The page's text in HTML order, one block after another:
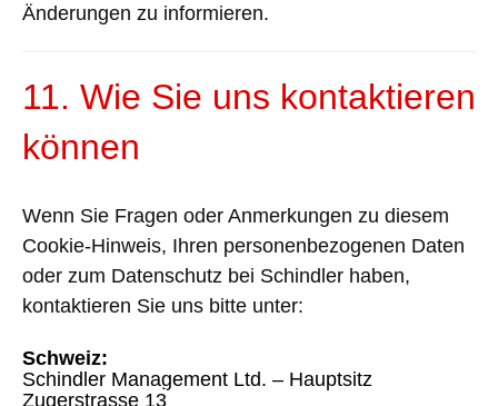
Änderungen zu informieren.
11. Wie Sie uns kontaktieren
können
Wenn Sie Fragen oder Anmerkungen zu diesem
Cookie-Hinweis, Ihren personenbezogenen Daten
oder zum Datenschutz bei Schindler haben,
kontaktieren Sie uns bitte unter:
Schweiz:
Schindler Management Ltd. – Hauptsitz
Zugerstrasse 13